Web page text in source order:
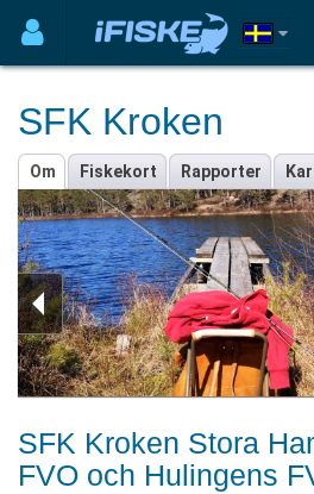
SFK Kroken
Om Fiskekort Rapporter
SFK Kroken Stora
FVO och Hulingens